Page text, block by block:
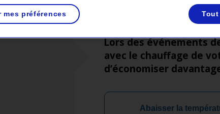
Lors des événements
avec le chauffage de
d’économiser
Abaisser la
mes préférences